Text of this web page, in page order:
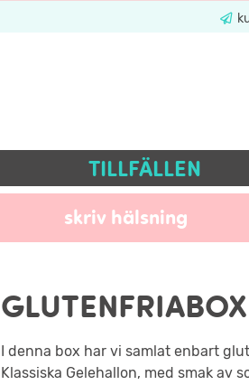
TILLFÄLLEN
skriv hälsning
I denna box har vi samlat enbart
Klassiska Gelehallon, med smak av